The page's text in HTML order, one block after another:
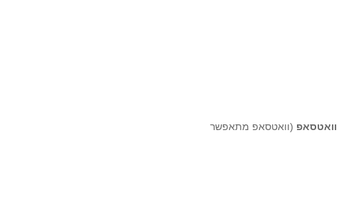
וואטסאפ (וואטסאפ מתאפשר